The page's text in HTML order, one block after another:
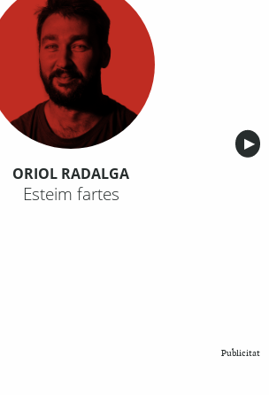
▶︎
ORIOL RADALGA
Esteim fartes
Publicitat